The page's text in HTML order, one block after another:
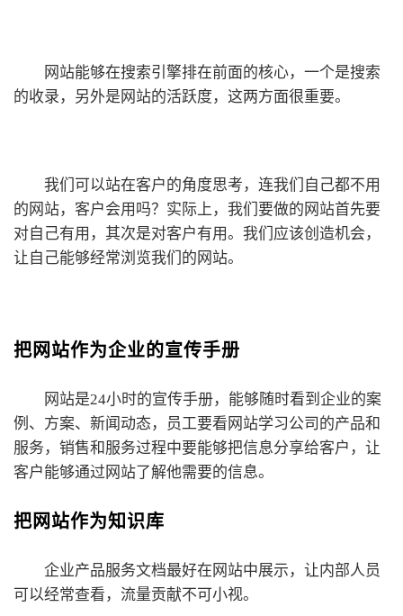
网站能够在搜索引擎排在前面的核心，一个是搜索
的收录，另外是网站的活跃度，这两方面很重要。
我们可以站在客户的角度思考，连我们自己都不用
的网站，客户会用吗？实际上，我们要做的网站首先要
对自己有用，其次是对客户有用。我们应该创造机会，
让自己能够经常浏览我们的网站。
把网站作为企业的宣传手册
网站是24小时的宣传手册，能够随时看到企业的案
例、方案、新闻动态，员工要看网站学习公司的产品和
服务，销售和服务过程中要能够把信息分享给客户，让
客户能够通过网站了解他需要的信息。
把网站作为知识库
企业产品服务文档最好在网站中展示，让内部人员
可以经常查看，流量贡献不可小视。